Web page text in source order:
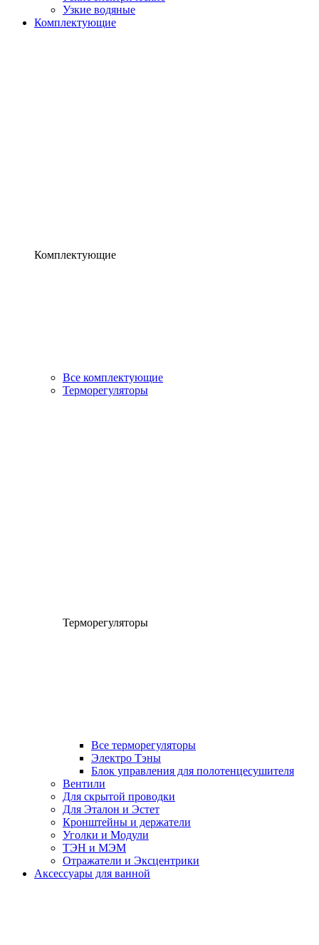
Узкие водяные
Комплектующие
Комплектующие
Все комплектующие
Терморегуляторы
Терморегуляторы
Все терморегуляторы
Электро Тэны
Блок управления для полотенцесушителя
Вентили
Для скрытой проводки
Для Эталон и Эстет
Кронштейны и держатели
Уголки и Модули
ТЭН и МЭМ
Отражатели и Эксцентрики
Аксессуары для ванной